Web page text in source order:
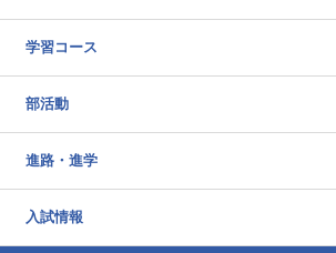
学習コース
部活動
進路・進学
入試情報